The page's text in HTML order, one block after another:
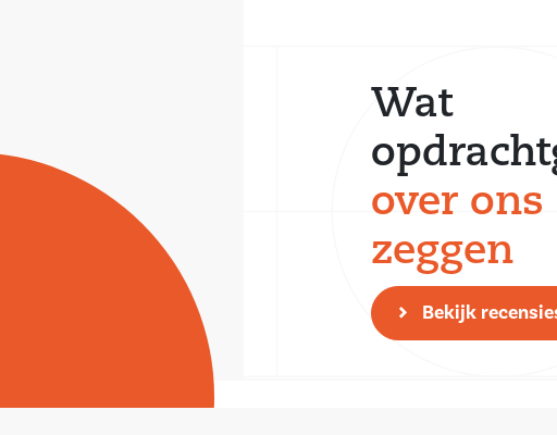
Wat
over ons
zeggen
Bekijk